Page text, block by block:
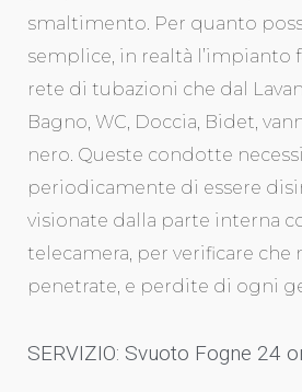
smaltimento. Per quanto
semplice, in realtà l’impianto
rete di tubazioni che dal
Bagno, WC, Doccia, Bidet,
nero. Queste condotte
periodicamente di essere
visionate dalla parte interna
telecamera, per verificare che
penetrate, e perdite di ogni
SERVIZIO: Svuoto Fogne 24